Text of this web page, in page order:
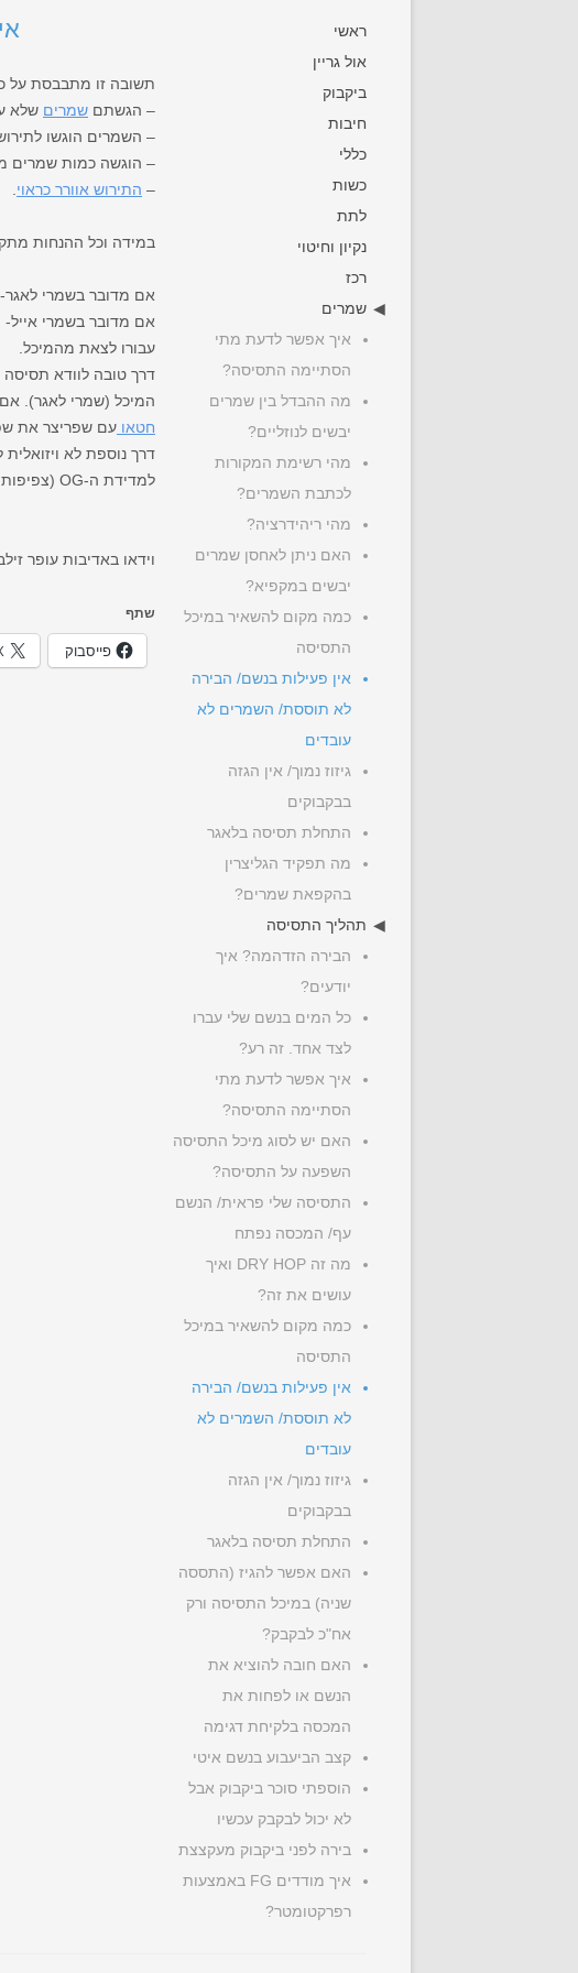
ראשי
אול גריין
ביקבוק
חיבות
כללי
כשות
לתת
נקיון וחיטוי
רכז
שמרים
איך אפשר לדעת מתי
הסתיימה התסיסה?
מה ההבדל בין שמרים
יבשים לנוזליים?
מהי רשימת המקורות
לכתבת השמרים?
מהי ריהידרציה?
האם ניתן לאחסן שמרים
יבשים במקפיא?
כמה מקום להשאיר במיכל
התסיסה
אין פעילות בנשם/ הבירה
לא תוססת/ השמרים לא
עובדים
גיזוז נמוך/ אין הגזה
בבקבוקים
התחלת תסיסה בלאגר
מה תפקיד הגליצרין
בהקפאת שמרים?
תהליך התסיסה
הבירה הזדהמה? איך
יודעים?
כל המים בנשם שלי עברו
לצד אחד. זה רע?
איך אפשר לדעת מתי
הסתיימה התסיסה?
האם יש לסוג מיכל התסיסה
השפעה על התסיסה?
התסיסה שלי פראית/ הנשם
עף/ המכסה נפתח
מה זה DRY HOP ואיך
עושים את זה?
כמה מקום להשאיר במיכל
התסיסה
אין פעילות בנשם/ הבירה
לא תוססת/ השמרים לא
עובדים
גיזוז נמוך/ אין הגזה
בבקבוקים
התחלת תסיסה בלאגר
האם אפשר להגיז (התססה
שניה) במיכל התסיסה ורק
אח"כ לבקבק?
האם חובה להוציא את
הנשם או לפחות את
המכסה בלקיחת דגימה
קצב הביעבוע בנשם איטי
הוספתי סוכר ביקבוק אבל
לא יכול לבקבק עכשיו
בירה לפני ביקבוק מעקצצת
איך מודדים FG באמצעות
רפרקטומטר?
תשובה זו מתבבסת על
– הגשתם שמרים שלא
– השמרים הוגשו
– הוגשה כמות שמרים
– התירוש אוורר כראוי
במידה וכל ההנחות
אם מדובר בשמרי לאגר-
אם מדובר בשמרי
עבורו לצאת מהמיכל.
דרך טובה לוודא תסיסה
המיכל (שמרי לאגר).
חטאו עם שפריצר את
דרך נוספת לא
למדידת ה-OG (צפיפות התחלתית) כפי שנלקחה בסיום הבישול.
וידאו באדיבות עופר
שתף
פייסבוק